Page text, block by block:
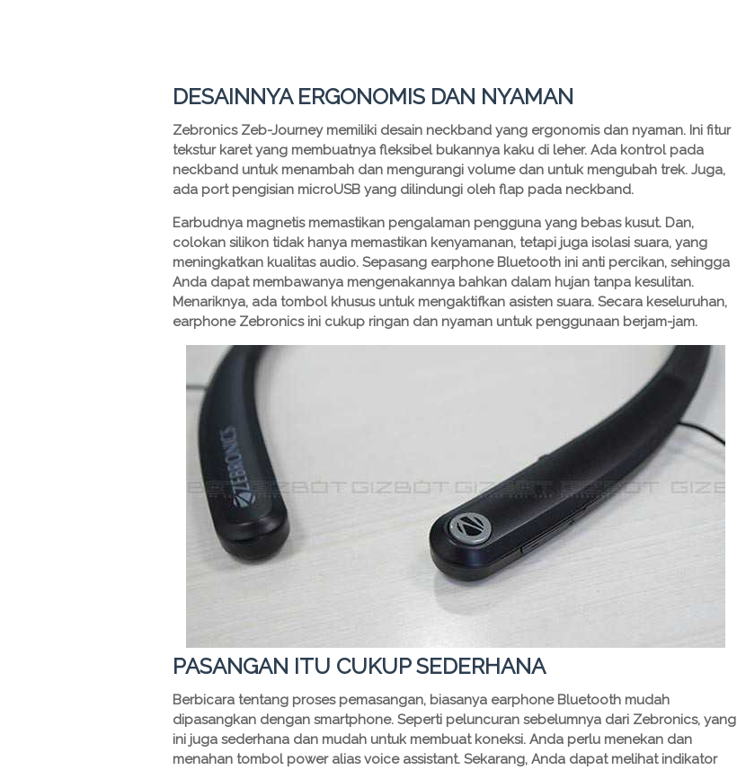
DESAINNYA ERGONOMIS DAN NYAMAN
Zebronics Zeb-Journey memiliki desain neckband yang ergonomis dan nyaman. Ini fitur
tekstur karet yang membuatnya fleksibel bukannya kaku di leher. Ada kontrol pada
neckband untuk menambah dan mengurangi volume dan untuk mengubah trek. Juga,
ada port pengisian microUSB yang dilindungi oleh flap pada neckband.
Earbudnya magnetis memastikan pengalaman pengguna yang bebas kusut. Dan,
colokan silikon tidak hanya memastikan kenyamanan, tetapi juga isolasi suara, yang
meningkatkan kualitas audio. Sepasang earphone Bluetooth ini anti percikan, sehingga
Anda dapat membawanya mengenakannya bahkan dalam hujan tanpa kesulitan.
Menariknya, ada tombol khusus untuk mengaktifkan asisten suara. Secara keseluruhan,
earphone Zebronics ini cukup ringan dan nyaman untuk penggunaan berjam-jam.
PASANGAN ITU CUKUP SEDERHANA
Berbicara tentang proses pemasangan, biasanya earphone Bluetooth mudah
dipasangkan dengan smartphone. Seperti peluncuran sebelumnya dari Zebronics, yang
ini juga sederhana dan mudah untuk membuat koneksi. Anda perlu menekan dan
menahan tombol power alias voice assistant. Sekarang, Anda dapat melihat indikator